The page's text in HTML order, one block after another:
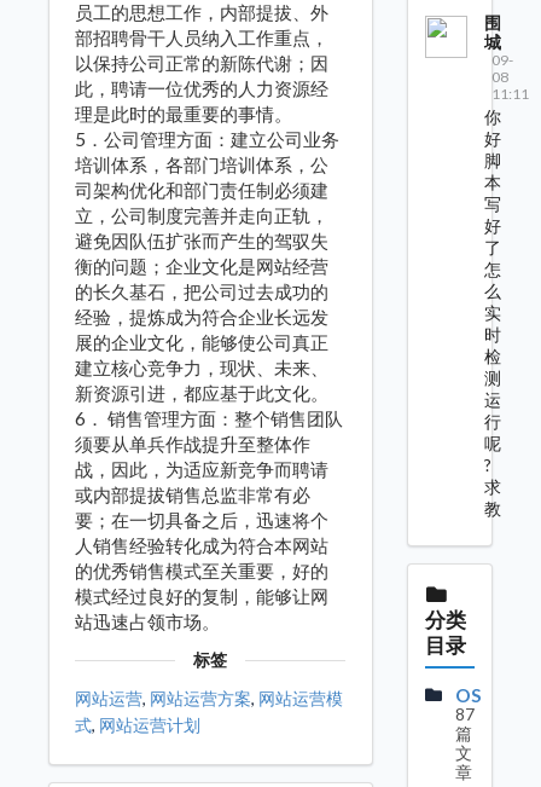
员工的思想工作，内部提拔、外
部招聘骨干人员纳入工作重点，
以保持公司正常的新陈代谢；因
此，聘请一位优秀的人力资源经
理是此时的最重要的事情。
5．公司管理方面：建立公司业务
培训体系，各部门培训体系，公
司架构优化和部门责任制必须建
立，公司制度完善并走向正轨，
避免因队伍扩张而产生的驾驭失
衡的问题；企业文化是网站经营
的长久基石，把公司过去成功的
经验，提炼成为符合企业长远发
展的企业文化，能够使公司真正
建立核心竞争力，现状、未来、
新资源引进，都应基于此文化。
6． 销售管理方面：整个销售团队
须要从单兵作战提升至整体作
战，因此，为适应新竞争而聘请
或内部提拔销售总监非常有必
要；在一切具备之后，迅速将个
人销售经验转化成为符合本网站
的优秀销售模式至关重要，好的
模式经过良好的复制，能够让网
站迅速占领市场。
标签
网站运营, 网站运营方案, 网站运营模
式, 网站运营计划
围
城
09-
08
11:11
你
好
脚
本
写
好
了
怎
么
实
时
检
测
运
行
呢
?
求
教
分类
目录
OS
87
篇
文
章